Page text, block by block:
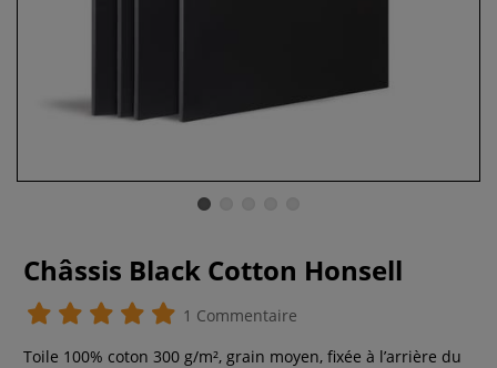
Châssis Black Cotton Honsell
1 Commentaire
Toile 100% coton 300 g/m², grain moyen, fixée à l’arrière du